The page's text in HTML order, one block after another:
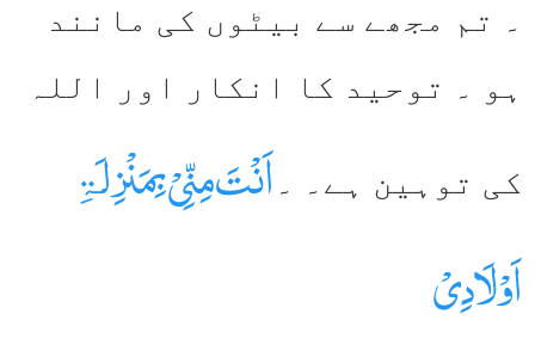
۔ تم مجھے سے بیٹوں کی مانند
ہو ۔ توحید کا انکار اور اللہ
کی توہین ہے۔ ۔ اَنْتَ مِنِّیْ بِمَنْزِلَۃِ
اَوْلَادِیْ